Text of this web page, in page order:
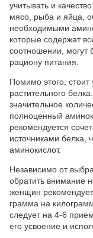
учитывать и
мясо, рыба и яйца,
необходимыми
которые содержат
соотношении, могут
рациону питания.
Помимо этого, стоит
растительного
значительное
полноценный
рекомендуется
источниками белка,
аминокислот.
Независимо от
обратить внимание
женщин
грамма на
следует на 4-6
его усвоение и